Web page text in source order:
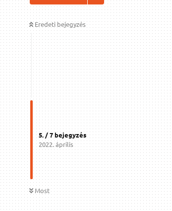
Eredeti bejegyzés
5. /7bejegyzés
2022. április
Most